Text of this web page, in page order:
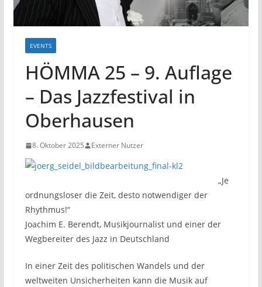
EVENTS
HÖMMA 25 – 9. Auflage
– Das Jazzfestival in
Oberhausen
8. Oktober 2025 Externer Nutzer
„Je
ordnungsloser die Zeit, desto notwendiger der
Rhythmus!“
Joachim E. Berendt, Musikjournalist und einer der
Wegbereiter des Jazz in Deutschland
In einer Zeit des politischen Wandels und der
weltweiten Unsicherheiten kann die Musik auf